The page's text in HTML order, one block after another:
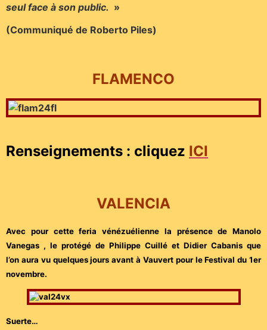
seul face à son public. »
(Communiqué de Roberto Piles)
FLAMENCO
Renseignements : cliquez ICI
VALENCIA
Avec pour cette feria vénézuélienne la présence de Manolo
Vanegas , le protégé de Philippe Cuillé et Didier Cabanis que
l’on aura vu quelques jours avant à Vauvert pour le Festival du 1er
novembre.
Suerte…